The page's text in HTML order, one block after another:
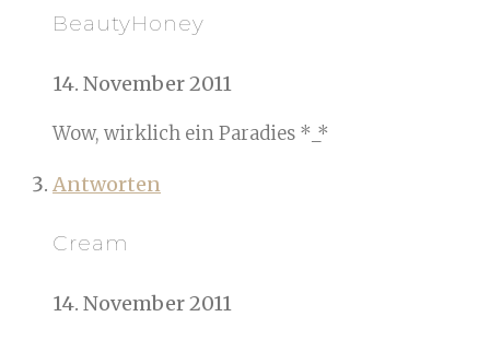
BeautyHoney
14. November 2011
Wow, wirklich ein Paradies *_*
Antworten
Cream
14. November 2011